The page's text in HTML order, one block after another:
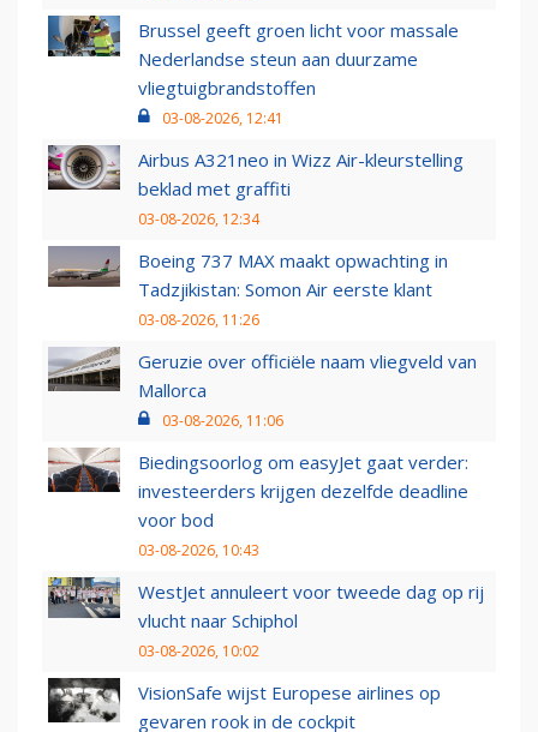
Brussel geeft groen licht voor massale
Nederlandse steun aan duurzame
vliegtuigbrandstoffen
03-08-2026, 12:41
Airbus A321neo in Wizz Air-kleurstelling
beklad met graffiti
03-08-2026, 12:34
Boeing 737 MAX maakt opwachting in
Tadzjikistan: Somon Air eerste klant
03-08-2026, 11:26
Geruzie over officiële naam vliegveld van
Mallorca
03-08-2026, 11:06
Biedingsoorlog om easyJet gaat verder:
investeerders krijgen dezelfde deadline
voor bod
03-08-2026, 10:43
WestJet annuleert voor tweede dag op rij
vlucht naar Schiphol
03-08-2026, 10:02
VisionSafe wijst Europese airlines op
gevaren rook in de cockpit